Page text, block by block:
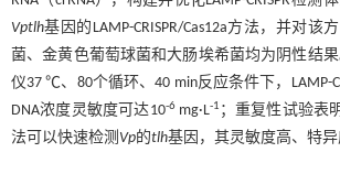
Vptlh基因的LAMP-CRISPR/Cas12a方法，并对
菌、金黄色葡萄球菌和大肠埃希菌均为阴性结果
仪37 ℃、80个循环、40 min反应条件下，LAMP-
DNA浓度灵敏度可达10-6mg·L-1 ；重复性试验表
法可以快速检测 Vp的tlh基因，其灵敏度高、特